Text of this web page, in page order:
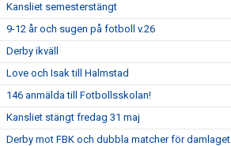
Kansliet semesterstängt
9-12 år och sugen på fotboll v.26
Derby ikväll
Love och Isak till Halmstad
146 anmälda till Fotbollsskolan!
Kansliet stängt fredag 31 maj
Derby mot FBK och dubbla matcher för damlaget